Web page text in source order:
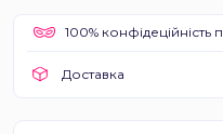
100% конфідеційність
Доставка